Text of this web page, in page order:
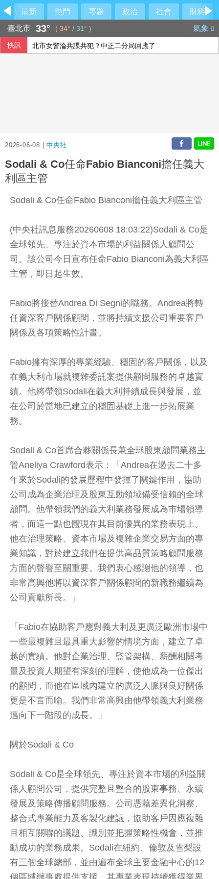
最新 熱門 專題 政治 社會
財經
臺北市 33° ( 34° / 31° ) 氣象
快訊 北市女警淪共諜共犯？中正二分局回應了
2026-06-08 |中央社
Sodali & Co任命Fabio Bianconi擔任義大
利區主管
Sodali & Co任命Fabio Bianconi擔任義大利區主管
(中央社訊息服務20260608 18:03:22)Sodali & Co是
全球領先、專注於資本市場的利益關係人顧問公
司。該公司今日宣布任命Fabio Bianconi為義大利區
主管，即日起生效。
Fabio將接替Andrea Di Segni的職務。Andrea將轉
任資深客戶關係顧問，並將持續支援公司重要客戶
關係及各項策略性計畫。
Fabio擁有深厚的專業經驗、穩固的客戶關係，以及
在義大利市場就複雜委託案提供顧問服務的卓越實
績。他將帶領Sodali在義大利持續成長與發展，並
在公司於當地已建立的穩固基礎上進一步拓展業
務。
Sodali & Co首席合夥關係長兼全球股東顧問業務主
管Aneliya Crawford表示：「Andrea在過去二十多
年來於Sodali的發展歷程中發揮了關鍵作用，協助
公司成為企業治理及股東互動領域備受信賴的全球
顧問。他帶領我們的義大利業務發展成為市場領導
者，而這一點也體現在其目前優異的業務表現上。
他在治理策略、資本市場及複雜企業交易方面的專
業知識，對於建立我們在提供高品質策略顧問服務
方面的聲譽至關重要。我們衷心感謝他的領導，也
非常高興他將以資深客戶關係顧問的新職務繼續為
公司貢獻所長。」
「Fabio在協助客戶應對義大利及更廣泛歐洲市場中
一些最複雜且最具重大影響的情境方面，建立了卓
越的實績。他對企業治理、監管架構、薪酬相關考
量及投資人期望有深刻的理解，使他成為一位傑出
的顧問，而他在區域內建立的廣泛人脈與良好關係
更是不言而喻。我們非常高興由他帶領義大利業務
邁向下一階段的成長。」
關於Sodali & Co
Sodali & Co是全球領先、專注於資本市場的利益關
係人顧問公司，提供完整且整合的股東事務、永續
發展及策略傳播顧問服務。公司憑藉差異化洞察、
整合式專業能力及客製化建議，協助客戶因應複雜
且相互關聯的議題、識別並把握策略性機會，並推
動成功的業務成果。Sodali在紐約、倫敦及雪梨設
有三個全球總部，並由遍布全球主要金融中心的12
個區域辦事處提供支援。其專業表現持續獲得業界